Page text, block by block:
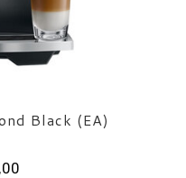
Black (EA)